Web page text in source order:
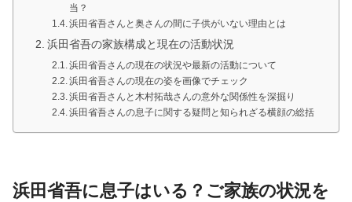
当？
浜田省吾さんと奥さんの間に子供がいない理由とは
浜田省吾の家族構成と現在の活動状況
浜田省吾さんの現在の状況や最新の活動について
浜田省吾さんの現在の姿を画像でチェック
浜田省吾さんと木村拓哉さんの意外な関係性を深掘り
浜田省吾さんの息子に関する疑問と知られざる横顔の総括
浜田省吾に息子はいる？ご家族の状況を